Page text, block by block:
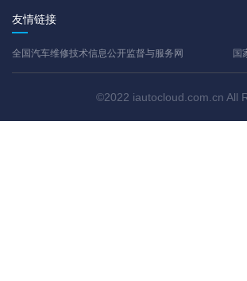
友情链接
全国汽车维修技术信息公开监督与服务网 国
©2022 iautocloud.com.cn All